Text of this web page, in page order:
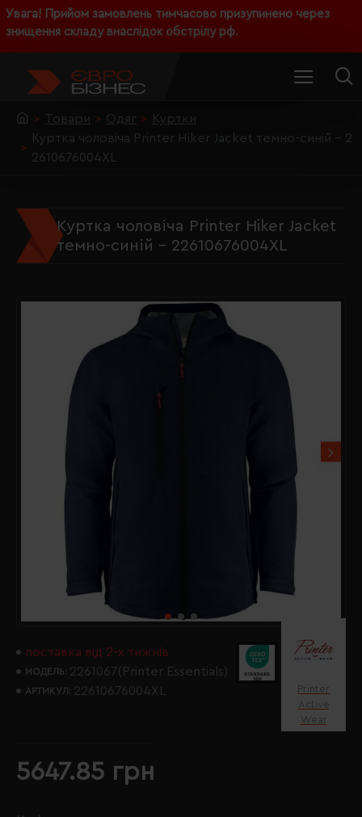
Увага! Прийом замовлень тимчасово призупинено через
знищення складу внаслідок обстрілу рф.
Товари Одяг
Куртки
Куртка чоловіча Printer Hiker Jacket темно-синій - 2
2610676004XL
Куртка чоловіча Printer Hiker Jacket
темно-синій - 22610676004XL
поставка від 2-х тижнів
МОДЕЛЬ: 2261067(Printer Essentials)
АРТИКУЛ: 22610676004XL
Printer
Active
Wear
5647.85 грн